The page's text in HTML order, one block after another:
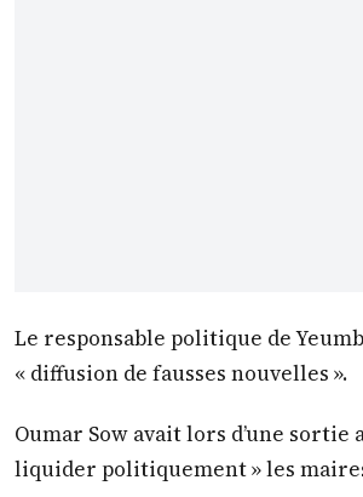
Le responsable politique de
« diffusion de fausses nouvelles ».
Oumar Sow avait lors d’une
liquider politiquement » les